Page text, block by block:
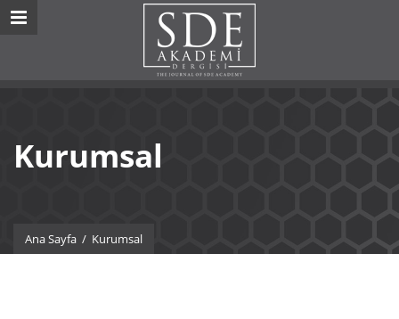
Kurumsal
Ana Sayfa / Kurumsal